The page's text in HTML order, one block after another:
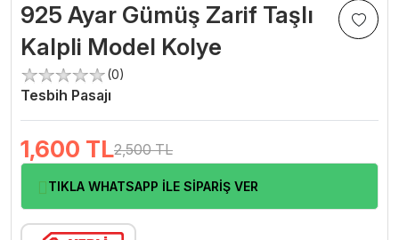
925 Ayar Gümüş Zarif Taşlı
Kalpli Model Kolye
(0)
Tesbih Pasajı
1,600 TL2,500 TL
TIKLA WHATSAPP İLE SİPARİŞ VER